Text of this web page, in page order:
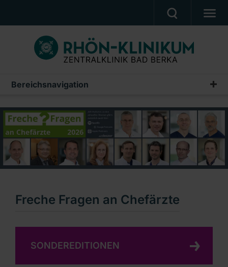
UNSERE KLINIK
PATIENTEN & ANGEHÖRIGE
PRESSE, VERANSTALTUNGEN, FILME
Ein Unternehmen der RHÖN-KLINIKUM AG
Bereichsnavigation
Presse, Veranstaltungen, Filme
Pressemeldungen
Veranstaltungen
Publikationen
Freche Fragen an Chefärzte 2026
Freche Fragen an Chefärzte 2022
Freche Fragen an Chefärzte
SONDEREDITIONEN